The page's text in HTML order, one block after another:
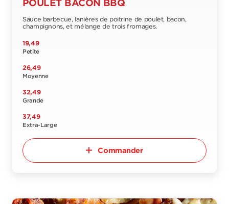
POULET BACON BBQ
Sauce barbecue, lanières de poitrine de poulet, bacon,
champignons, et mélange de trois fromages.
19,49
Petite
26,49
Moyenne
32,49
Grande
37,49
Extra-Large
Commander